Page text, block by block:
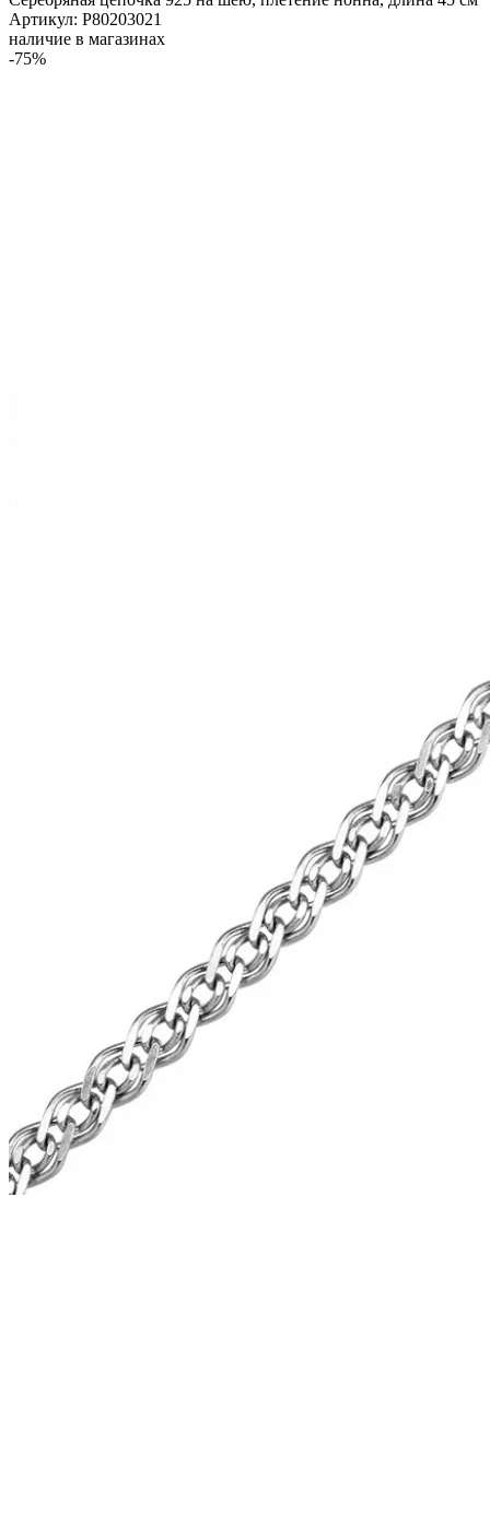
Артикул: Р80203021
наличие в магазинах
-75%